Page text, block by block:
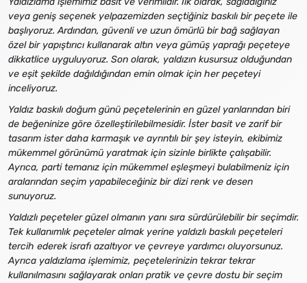
veya geniş seçenek yelpazemizden seçtiğiniz baskılı bir peçete ile
başlıyoruz. Ardından, güvenli ve uzun ömürlü bir bağ sağlayan
özel bir yapıştırıcı kullanarak altın veya gümüş yaprağı peçeteye
dikkatlice uyguluyoruz. Son olarak, yaldızın kusursuz olduğundan
ve eşit şekilde dağıldığından emin olmak için her peçeteyi
inceliyoruz.
Yaldız baskılı doğum günü peçetelerinin en güzel yanlarından biri
de beğeninize göre özelleştirilebilmesidir. İster basit ve zarif bir
tasarım ister daha karmaşık ve ayrıntılı bir şey isteyin, ekibimiz
mükemmel görünümü yaratmak için sizinle birlikte çalışabilir.
Ayrıca, parti temanız için mükemmel eşleşmeyi bulabilmeniz için
aralarından seçim yapabileceğiniz bir dizi renk ve desen
sunuyoruz.
Yaldızlı peçeteler güzel olmanın yanı sıra sürdürülebilir bir seçimdir.
Tek kullanımlık peçeteler almak yerine yaldızlı baskılı peçeteleri
tercih ederek israfı azaltıyor ve çevreye yardımcı oluyorsunuz.
Ayrıca yaldızlama işlemimiz, peçetelerinizin tekrar tekrar
kullanılmasını sağlayarak onları pratik ve çevre dostu bir seçim